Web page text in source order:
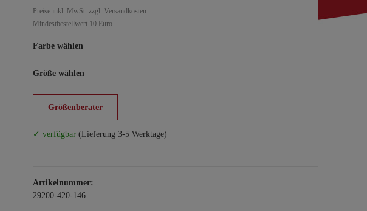
Preise inkl. MwSt. zzgl. Versandkosten
Mindestbestellwert 10 Euro
Farbe wählen
Größe wählen
Größenberater
✓ verfügbar (Lieferung 3-5 Werktage)
Artikelnummer:
29200-420-146